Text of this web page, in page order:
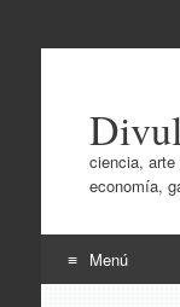
ciencia,
economía,
Menú